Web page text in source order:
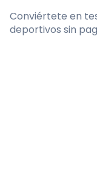
Conviértete en
deportivos sin